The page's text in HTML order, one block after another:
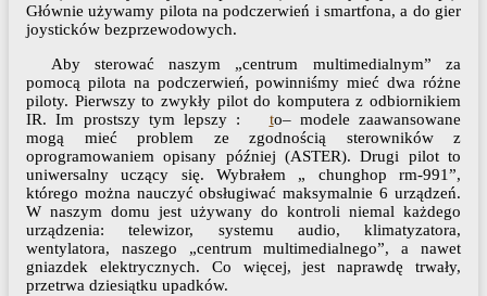
Głównie używamy pilota na podczerwień i smartfona, a do gier
joysticków bezprzewodowych.
Aby sterować naszym „centrum multimedialnym” za
pomocą pilota na podczerwień, powinniśmy mieć dwa różne
piloty. Pierwszy to zwykły pilot do komputera z odbiornikiem
IR. Im prostszy tym lepszy :
to– modele zaawansowane
mogą mieć problem ze zgodnością sterowników z
oprogramowaniem opisany później (ASTER). Drugi pilot to
uniwersalny uczący się. Wybrałem „ chunghop rm-991”,
którego można nauczyć obsługiwać maksymalnie 6 urządzeń.
W naszym domu jest używany do kontroli niemal każdego
urządzenia: telewizor, systemu audio, klimatyzatora,
wentylatora, naszego „centrum multimedialnego”, a nawet
gniazdek elektrycznych. Co więcej, jest naprawdę trwały,
przetrwa dziesiątku upadków.